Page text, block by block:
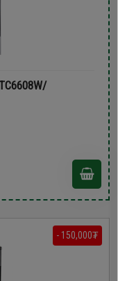
- 150,000₮